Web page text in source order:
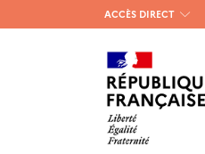
Menu
haut
gauche
ACCÈS DIRECT